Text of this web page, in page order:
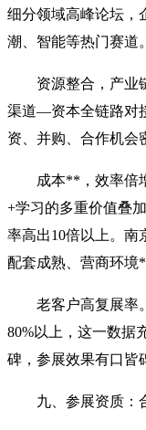
细分领域高峰论坛，
潮、智能等热门赛道。
资源整合，产
渠道—资本全链路对
资、并购、合作机会
成本**，效率倍
+学习的多重价值叠
率高出10倍以上。南
配套成熟、营商环境
老客户高复展率
80%以上，这一数据
碑，参展效果有口皆
九、参展资质：